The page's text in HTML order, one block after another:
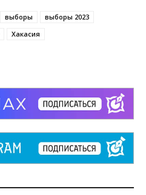
выборы
выборы 2023
Хакасия